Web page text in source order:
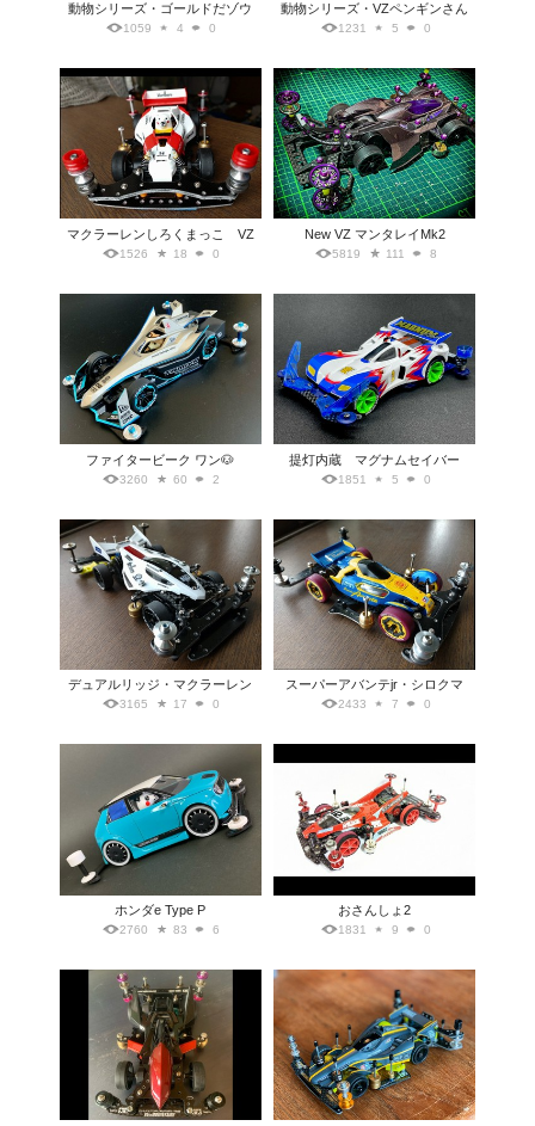
動物シリーズ・ゴールドだゾウ
1059 4 0
動物シリーズ・VZペンギンさん
1231 5 0
マクラーレンしろくまっこ VZ
1526 18 0
New VZ マンタレイMk2
5819 111 8
ファイタービーク ワン🐶
3260 60 2
提灯内蔵 マグナムセイバー
1851 5 0
デュアルリッジ・マクラーレン
3165 17 0
スーパーアバンテjr・シロクマ
2433 7 0
ホンダe Type P
2760 83 6
おさんしょ2
1831 9 0